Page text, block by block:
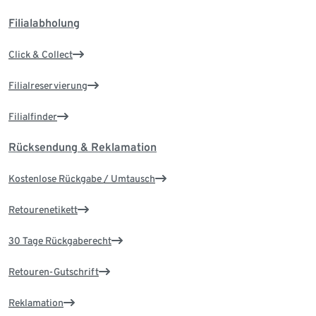
Filialabholung
Click & Collect
Filialreservierung
Filialfinder
Rücksendung & Reklamation
Kostenlose Rückgabe / Umtausch
Retourenetikett
30 Tage Rückgaberecht
Retouren-Gutschrift
Reklamation